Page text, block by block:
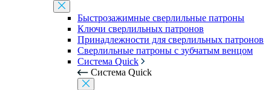
Быстрозажимные сверлильные патроны
Ключи сверлильных патронов
Принадлежности для сверлильных патронов
Сверлильные патроны с зубчатым венцом
Система Quick
Система Quick